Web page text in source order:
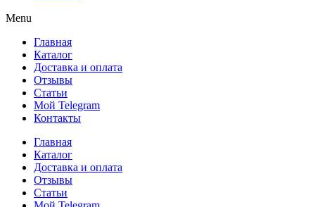
Menu
Главная
Каталог
Доставка и оплата
Отзывы
Статьи
Мой Telegram
Контакты
Главная
Каталог
Доставка и оплата
Отзывы
Статьи